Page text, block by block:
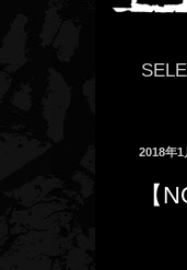
2018年1
【